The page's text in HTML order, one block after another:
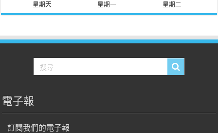
星期天 星期一 星期二
電子報
訂閱我們的電子報